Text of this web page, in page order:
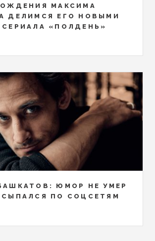
МАКСИМА
ДЕЛИМСЯ ЕГО НОВЫМИ
«ПОЛДЕНЬ»
ЮМОР НЕ УМЕР
ПО СОЦСЕТЯМ